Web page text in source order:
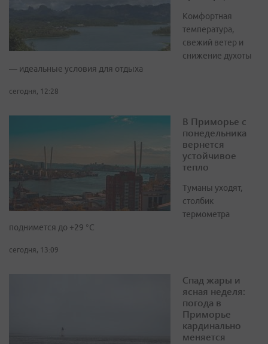
Комфортная
температура,
свежий ветер и
снижение духоты
— идеальные условия для отдыха
сегодня, 12:28
В Приморье с
понедельника
вернется
устойчивое
тепло
Туманы уходят,
столбик
термометра
поднимется до +29 °С
сегодня, 13:09
Спад жары и
ясная неделя:
погода в
Приморье
кардинально
меняется